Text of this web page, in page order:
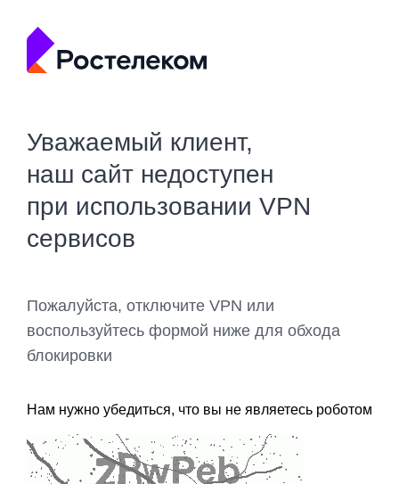
Уважаемый клиент,
наш сайт недоступен
при использовании VPN
сервисов
Пожалуйста, отключите VPN или
воспользуйтесь формой ниже для обхода
блокировки
Нам нужно убедиться, что вы не являетесь роботом